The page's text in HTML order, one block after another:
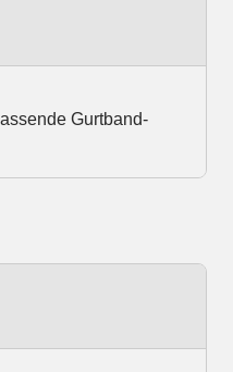
Gurtband-